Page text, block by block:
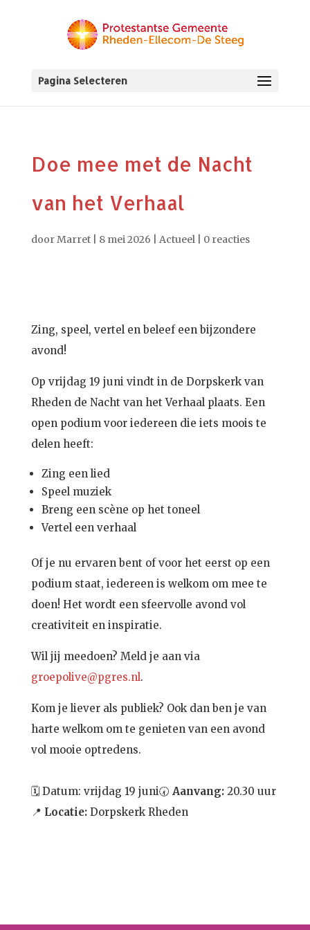
Pagina Selecteren
Doe mee met de Nacht
van het Verhaal
doorMarret| 8 mei 2026 Actueel| 0 reacties
Zing, speel, vertel en beleef een bijzondere
avond!
Op vrijdag 19 juni vindt in de Dorpskerk van
Rheden de Nacht van het Verhaal plaats. Een
open podium voor iedereen die iets moois te
delen heeft:
Zing een lied
Speel muziek
Breng een scène op het toneel
Vertel een verhaal
Of je nu ervaren bent of voor het eerst op een
podium staat, iedereen is welkom om mee te
doen! Het wordt een sfeervolle avond vol
creativiteit en inspiratie.
Wil jij meedoen? Meld je aan via
groepolive@pgres.nl.
Kom je liever als publiek? Ook dan ben je van
harte welkom om te genieten van een avond
vol mooie optredens.
🗓️Datum: vrijdag 19 juni🕢 Aanvang:20.30 uur
📍 Locatie:Dorpskerk Rheden